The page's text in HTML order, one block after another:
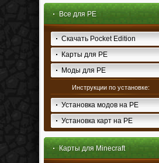
Все для PE
Скачать Pocket Edition
Карты для PE
Моды для PE
Инструкции по установке:
Установка модов на PE
Установка карт на PE
Карты для Minecraft